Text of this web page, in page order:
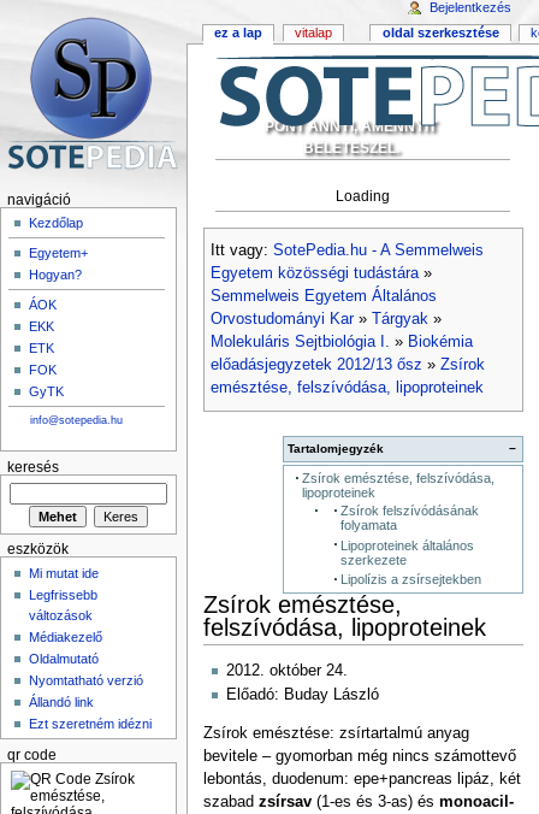
PONT ANNYI, AMENNYIT
BELETESZEL.
Loading
Itt vagy: SotePedia.hu - A Semmelweis
Egyetem közösségi tudástára»
Semmelweis Egyetem Általános
Orvostudományi Kar» Tárgyak»
Molekuláris Sejtbiológia I. » Biokémia
előadásjegyzetek 2012/13 ősz » Zsírok
emésztése, felszívódása, lipoproteinek
−
Tartalomjegyzék
Zsírok emésztése, felszívódása,
lipoproteinek
Zsírok felszívódásának
folyamata
Lipoproteinek általános
szerkezete
Lipolízis a zsírsejtekben
Zsírok emésztése,
felszívódása, lipoproteinek
2012. október 24.
Előadó: Buday László
Zsírok emésztése: zsírtartalmú anyag
bevitele – gyomorban még nincs számottevő
lebontás, duodenum: epe+pancreas lipáz, két
szabad zsírsav(1-es és 3-as) és monoacil-
ez a lap vitalap oldal szerkesztése
Bejelentkezés
navigáció
Kezdőlap
Egyetem+
Hogyan?
ÁOK
EKK
ETK
FOK
GyTK
info@sotepedia.hu
keresés
eszközök
Mi mutat ide
Legfrissebb
változások
Médiakezelő
Oldalmutató
Nyomtatható verzió
Állandó link
Ezt szeretném idézni
qr code